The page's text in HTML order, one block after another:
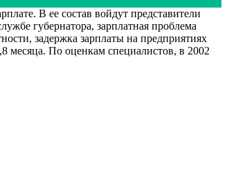
В ее состав войдут представители
губернатора, зарплатная проблема
задержка зарплаты на предприятиях
месяца. По оценкам специалистов, в 2002